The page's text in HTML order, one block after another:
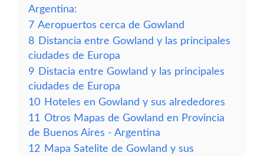
Argentina:
7 Aeropuertos cerca de Gowland
8 Distancia entre Gowland y las principales
ciudades de Europa
9 Distacia entre Gowland y las principales
ciudades de Europa
10 Hoteles en Gowland y sus alrededores
11 Otros Mapas de Gowland en Provincia
de Buenos Aires - Argentina
12 Mapa Satelite de Gowland y sus